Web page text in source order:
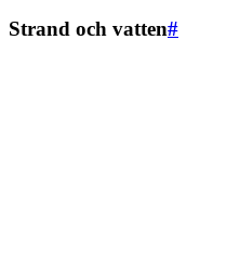
Strand och vatten#